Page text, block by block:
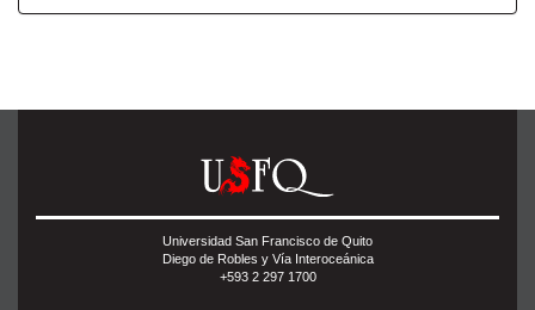
Universidad San Francisco de Quito
Diego de Robles y Vía Interoceánica
+593 2 297 1700